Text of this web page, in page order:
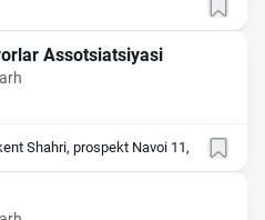
Assotsiatsiyasi
Shahri, prospekt Navoi 11,